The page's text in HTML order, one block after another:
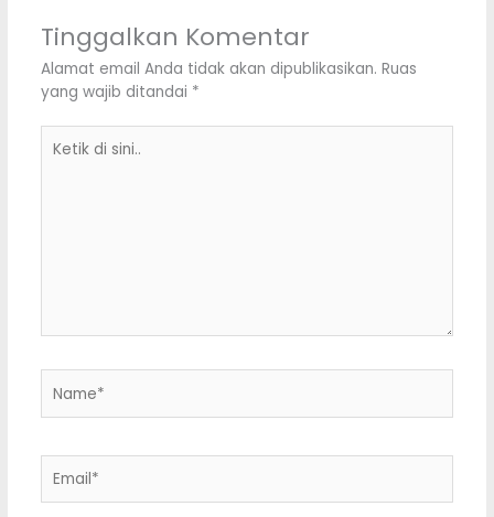
Tinggalkan Komentar
Alamat email Anda tidak akan dipublikasikan. Ruas
yang wajib ditandai *